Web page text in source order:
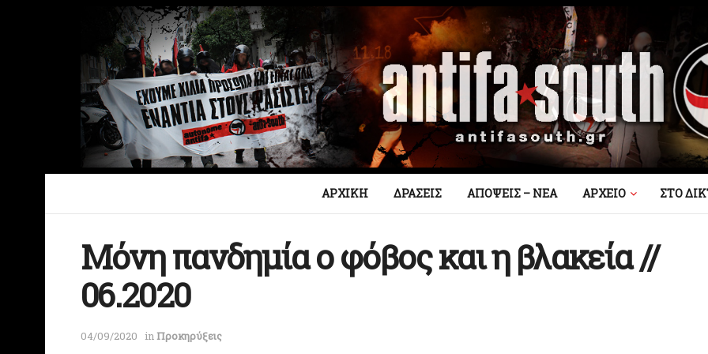
ΑΡΧΙΚΗ ΔΡΑΣΕΙΣ ΑΠΟΨΕΙΣ – ΝΕΑ AΡΧΕΙΟ ΣΤΟ
Μόνη πανδημία ο φόβος και η βλακεία //
06.2020
04/09/2020 inΠροκηρύξεις